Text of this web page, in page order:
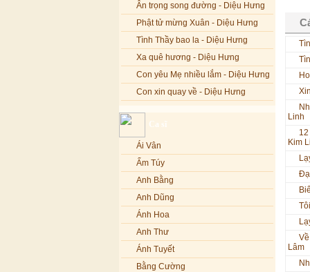
Ân trọng song đường - Diệu Hưng
Phật tử mừng Xuân - Diệu Hưng
Tình Thầy bao la - Diệu Hưng
Xa quê hương - Diệu Hưng
Con yêu Mẹ nhiều lắm - Diệu Hưng
Con xin quay về - Diệu Hưng
Nếu xa Phật - Diệu Hưng
Tình Lam - Kim Khánh & Hoàng
Vĩnh
Xin cho con niềm tin - Kim Linh
Quán Âm Mẹ hiền - Kim Linh
Nhạc niệm Nam Mô A Di Đà Phật -
Kim Linh
Mẹ Từ Bi - Kim Linh
12 Lời nguyện của Bồ tát Quán Thế
Âm - Kim Linh
Ca sĩ
Ái Vân
Ẩm Túy
Anh Bằng
Anh Dũng
Ánh Hoa
Anh Thư
Ánh Tuyết
Bằng Cường
Linh
Kim
Lâm